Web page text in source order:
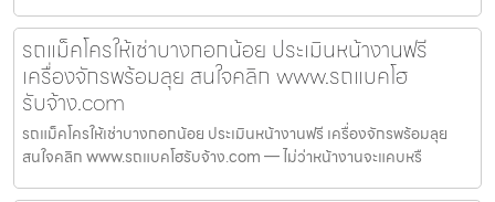
รถแม็คโครให้เช่าบางกอกน้อย ประเมินหน้างานฟรี
เครื่องจักรพร้อมลุย สนใจคลิก www.รถแบคโฮ
รับจ้าง.com
รถแม็คโครให้เช่าบางกอกน้อย ประเมินหน้างานฟรี เครื่องจักรพร้อมลุย
สนใจคลิก www.รถแบคโฮรับจ้าง.com — ไม่ว่าหน้างานจะแคบหรื